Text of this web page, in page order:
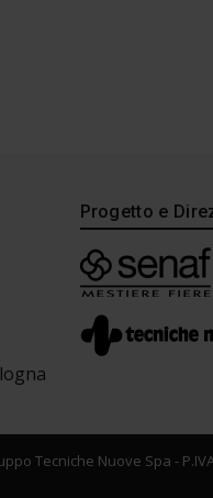
Progetto e
Tecniche Nuove Spa - P.IVA